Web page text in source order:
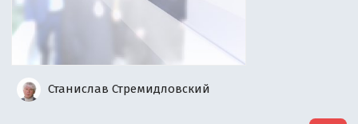
Станислав Стремидловский